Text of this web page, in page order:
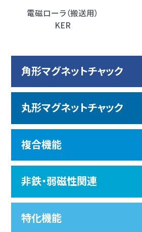
電磁ローラ（搬送用）
KER
角形マグネットチャック
丸形マグネットチャック
複合機能
非鉄・弱磁性関連
特化機能